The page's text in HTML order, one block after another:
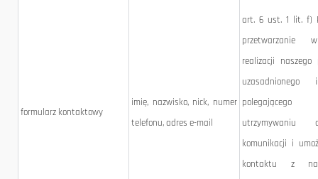
formularz kontaktowy
imię, nazwisko, nick, numer
telefonu, adres e-mail
art. 6 ust. 1 lit. f)
przetwarzanie
realizacji naszego
uzasadnionego
utrzymywaniu
komunikacji i
kontaktu z